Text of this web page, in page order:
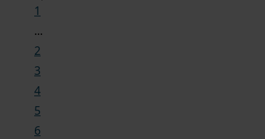
1
...
2
3
4
5
6